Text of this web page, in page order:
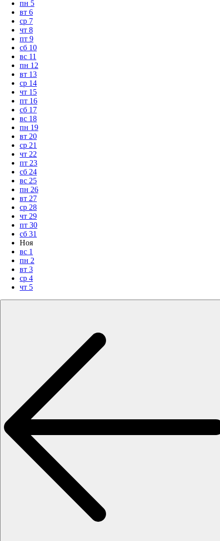
пн 5
вт 6
ср 7
чт 8
пт 9
сб 10
вс 11
пн 12
вт 13
ср 14
чт 15
пт 16
сб 17
вс 18
пн 19
вт 20
ср 21
чт 22
пт 23
сб 24
вс 25
пн 26
вт 27
ср 28
чт 29
пт 30
сб 31
Ноя
вс 1
пн 2
вт 3
ср 4
чт 5